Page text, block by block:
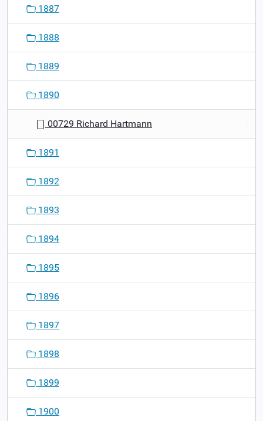
1887
1888
1889
1890
00729 Richard Hartmann
1891
1892
1893
1894
1895
1896
1897
1898
1899
1900